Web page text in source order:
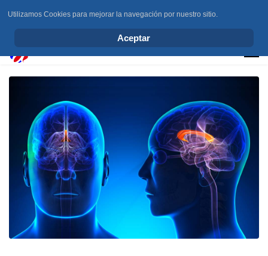
Utilizamos Cookies para mejorar la navegación por nuestro sitio.
Aceptar